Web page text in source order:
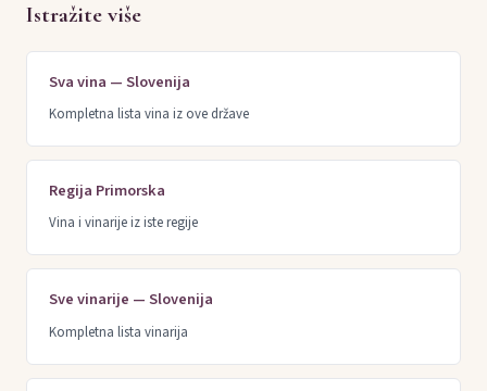
Istražite više
Sva vina — Slovenija
Kompletna lista vina iz ove države
Regija Primorska
Vina i vinarije iz iste regije
Sve vinarije — Slovenija
Kompletna lista vinarija